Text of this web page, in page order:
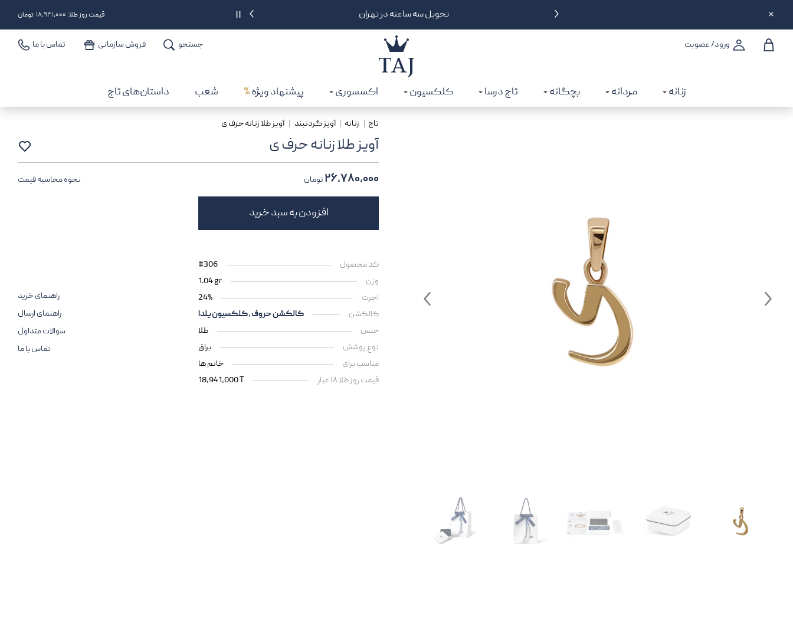
دریافت 2% اعتبار بعد از هر خرید تحویل سه ساعته در تهران || قیمت روز طلا: ۱۸,۹۴۱,۰۰۰ تومان
ورود/ عضویت جستجو فروش سازمانی تماس با ما
زنانه مردانه بچگانه تاج درسا کلکسیون اکسسوری پیشنهاد ویژه% شعب داستان‌های تاج
تاج زنانه آویز گردنبند آویز طلا زنانه حرف ی
آویز طلا زنانه حرف ی
۲۶,۷۸۰,۰۰۰ تومان نحوه محاسبه قیمت
افزودن به سبد خرید
کد محصول
#306
وزن
1.04 gr
اجرت
24%
کالکشن
کالکشن حروف کلکسیون یلدا
جنس
طلا
نوع پوشش
براق
مناسب برای
خانم ها
قیمت روز طلا ۱۸ عیار
18,941,000 T
راهنمای خرید
راهنمای ارسال
سوالات متداول
تماس با ما